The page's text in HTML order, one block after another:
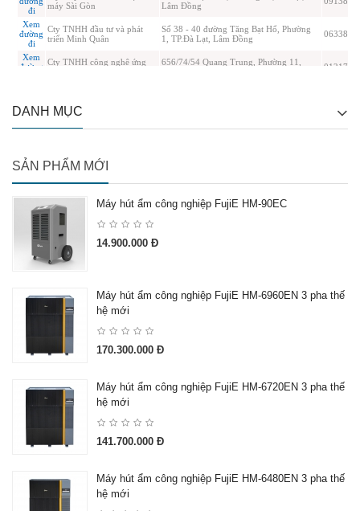
DANH MỤC
SẢN PHẨM MỚI
Máy hút ẩm công nghiệp FujiE HM-90EC
14.900.000 Đ
Máy hút ẩm công nghiệp FujiE HM-6960EN 3 pha thế
hệ mới
170.300.000 Đ
Máy hút ẩm công nghiệp FujiE HM-6720EN 3 pha thế
hệ mới
141.700.000 Đ
Máy hút ẩm công nghiệp FujiE HM-6480EN 3 pha thế
hệ mới